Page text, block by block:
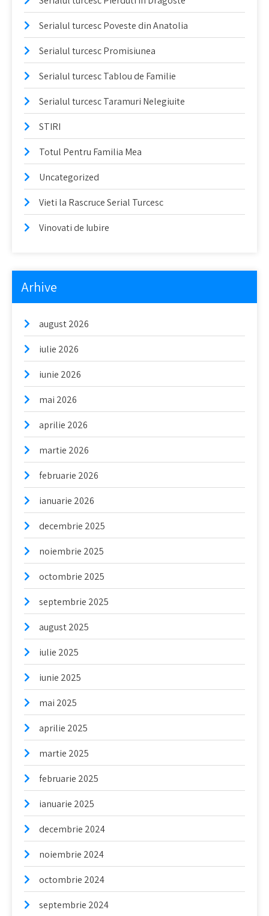
Serialul turcesc Poveste din Anatolia
Serialul turcesc Promisiunea
Serialul turcesc Tablou de Familie
Serialul turcesc Taramuri Nelegiuite
STIRI
Totul Pentru Familia Mea
Uncategorized
Vieti la Rascruce Serial Turcesc
Vinovati de Iubire
Arhive
august 2026
iulie 2026
iunie 2026
mai 2026
aprilie 2026
martie 2026
februarie 2026
ianuarie 2026
decembrie 2025
noiembrie 2025
octombrie 2025
septembrie 2025
august 2025
iulie 2025
iunie 2025
mai 2025
aprilie 2025
martie 2025
februarie 2025
ianuarie 2025
decembrie 2024
noiembrie 2024
octombrie 2024
septembrie 2024